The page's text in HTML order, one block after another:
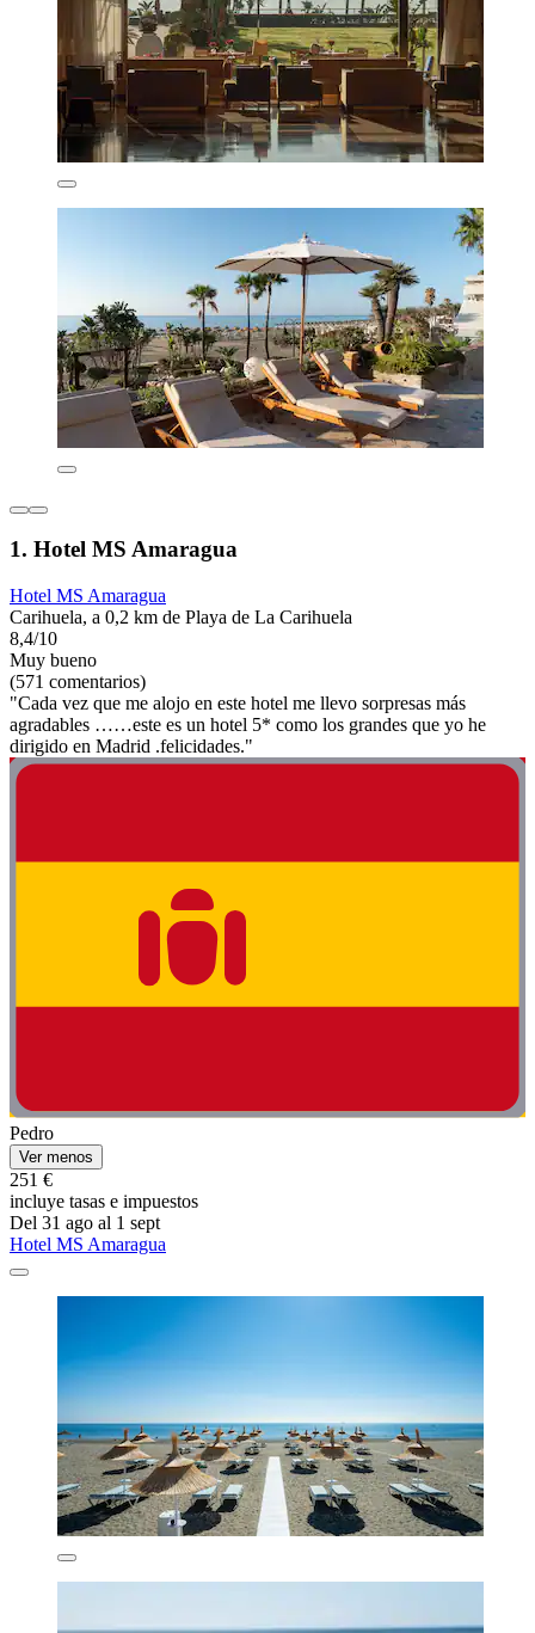
1. Hotel MS Amaragua
Hotel MS Amaragua
Carihuela, a 0,2 km de Playa de La Carihuela
8,4/10
Muy bueno
(571 comentarios)
"Cada vez que me alojo en este hotel me llevo sorpresas más
agradables ……este es un hotel 5* como los grandes que yo he
dirigido en Madrid .felicidades."
Pedro
Ver menos
251 €
incluye tasas e impuestos
Del 31 ago al 1 sept
Hotel MS Amaragua